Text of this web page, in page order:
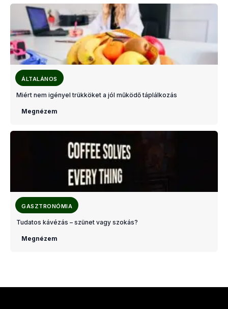
ÁLTALÁNOS
Miért nem igényel trükköket a jól működő táplálkozás
Megnézem
GASZTRONÓMIA
Tudatos kávézás – szünet vagy szokás?
Megnézem